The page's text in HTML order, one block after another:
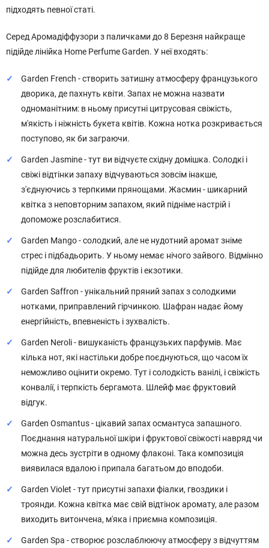
підходять певної статі.
Серед Аромадіффузори з паличками до 8 Березня найкраще
підійде лінійка Home Perfume Garden. У неї входять:
Garden French - створить затишну атмосферу французького
дворика, де пахнуть квіти. Запах не можна назвати
одноманітним: в ньому присутні цитрусовая свіжість,
м'якість і ніжність букета квітів. Кожна нотка розкривається
поступово, як би заграючи.
Garden Jasmine - тут ви відчуєте східну домішка. Солодкі і
свіжі відтінки запаху відчуваються зовсім інакше,
з'єднуючись з терпкими прянощами. Жасмин - шикарний
квітка з неповторним запахом, який підніме настрій і
допоможе розслабитися.
Garden Mango - солодкий, але не нудотний аромат зніме
стрес і підбадьорить. У ньому немає нічого зайвого. Відмінно
підійде для любителів фруктів і екзотики.
Garden Saffron - унікальний пряний запах з солодкими
нотками, приправлений гірчинкою. Шафран надає йому
енергійність, впевненість і зухвалість.
Garden Neroli - вишуканість французьких парфумів. Має
кілька нот, які настільки добре поєднуються, що часом їх
неможливо оцінити окремо. Тут і солодкість ванілі, і свіжість
конвалії, і терпкість бергамота. Шлейф має фруктовий
відгук.
Garden Osmantus - цікавий запах османтуса запашного.
Поєднання натуральної шкіри і фруктової свіжості навряд чи
можна десь зустріти в одному флаконі. Така композиція
виявилася вдалою і припала багатьом до вподоби.
Garden Violet - тут присутні запахи фіалки, гвоздики і
троянди. Кожна квітка має свій відтінок аромату, але разом
виходить витончена, м'яка і приємна композиція.
Garden Spa - створює розслаблюючу атмосферу з відчуттям